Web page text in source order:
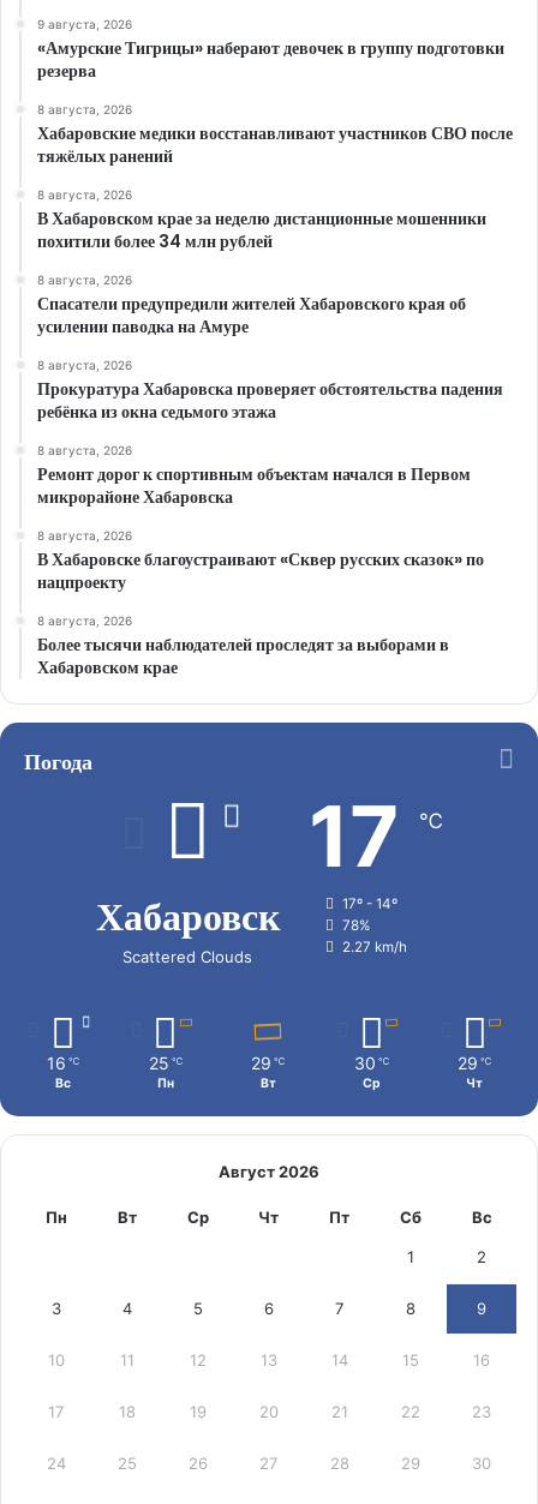
9 августа, 2026
«Амурские Тигрицы» наберают девочек в группу подготовки
резерва
8 августа, 2026
Хабаровские медики восстанавливают участников СВО после
тяжёлых ранений
8 августа, 2026
В Хабаровском крае за неделю дистанционные мошенники
похитили более 34 млн рублей
8 августа, 2026
Спасатели предупредили жителей Хабаровского края об
усилении паводка на Амуре
8 августа, 2026
Прокуратура Хабаровска проверяет обстоятельства падения
ребёнка из окна седьмого этажа
8 августа, 2026
Ремонт дорог к спортивным объектам начался в Первом
микрорайоне Хабаровска
8 августа, 2026
В Хабаровске благоустраивают «Сквер русских сказок» по
нацпроекту
8 августа, 2026
Более тысячи наблюдателей проследят за выборами в
Хабаровском крае
Погода
Хабаровск
Scattered Clouds
17 ℃
17º - 14º
78%
2.27 km/h
16 ℃
Вс
25 ℃
Пн
29 ℃
Вт
30 ℃
Ср
29 ℃
Чт
Август 2026
Пн Вт Ср Чт Пт Сб Вс
1 2
3 4 5 6 7 8 9
10 11 12 13 14 15 16
17 18 19 20 21 22 23
24 25 26 27 28 29 30